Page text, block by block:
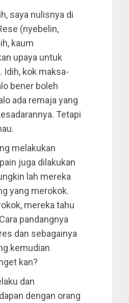
saya nulisnya di
(nyebelin,
kaum
upaya untuk
kok maksa-
bener boleh
ada remaja yang
Tetapi
melakukan
juga dilakukan
lah mereka
yang merokok.
mereka tahu
pandangnya
dan sebagainya
kemudian
kan?
dan
dengan orang